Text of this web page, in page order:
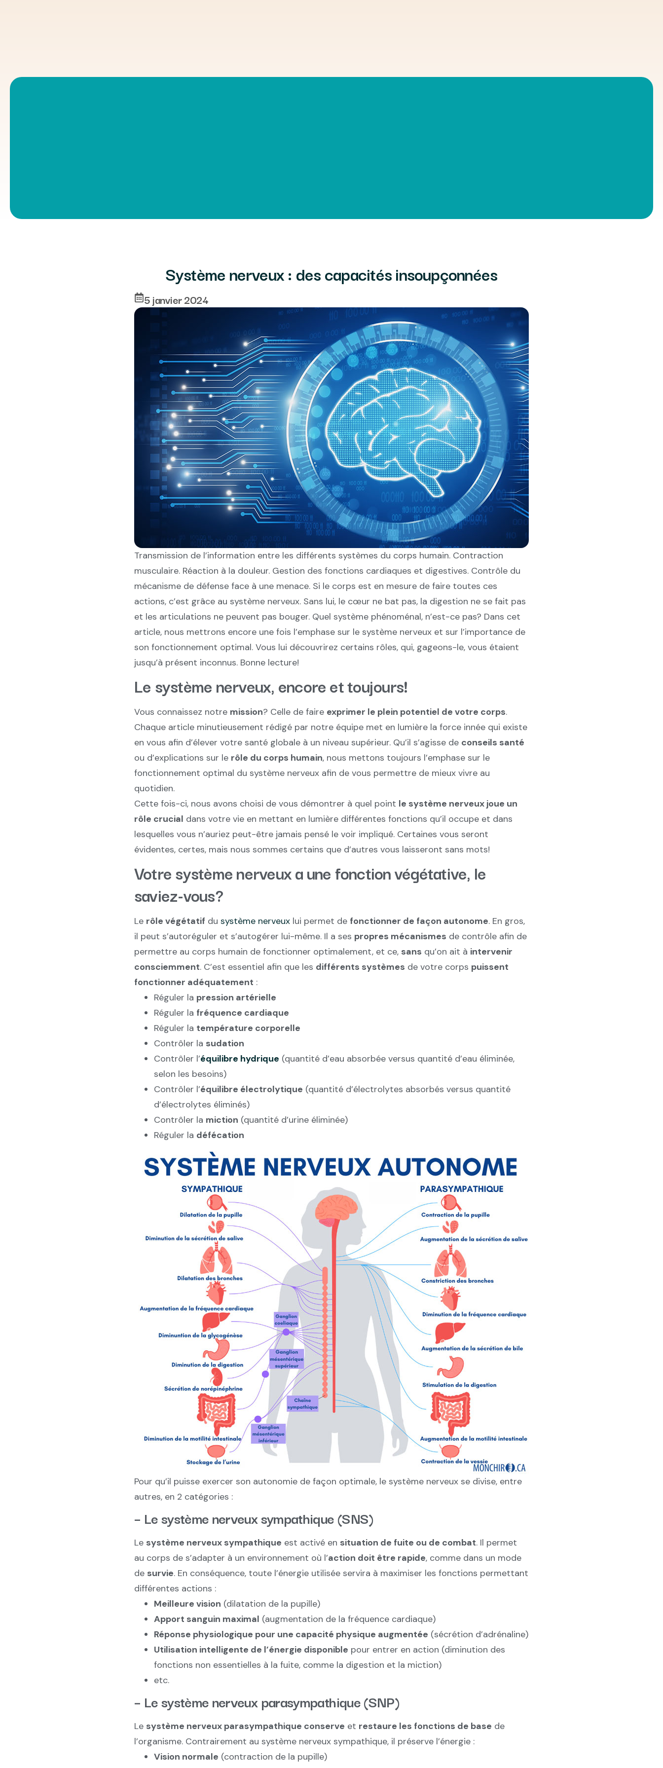
Système nerveux : des capacités insoupçonnées
5 janvier 2024
Transmission de l’information entre les différents systèmes du corps humain. Contraction
musculaire. Réaction à la douleur. Gestion des fonctions cardiaques et digestives. Contrôle du
mécanisme de défense face à une menace. Si le corps est en mesure de faire toutes ces
actions, c’est grâce au système nerveux. Sans lui, le cœur ne bat pas, la digestion ne se fait pas
et les articulations ne peuvent pas bouger. Quel système phénoménal, n’est-ce pas? Dans cet
article, nous mettrons encore une fois l’emphase sur le système nerveux et sur l’importance de
son fonctionnement optimal. Vous lui découvrirez certains rôles, qui, gageons-le, vous étaient
jusqu’à présent inconnus. Bonne lecture!
Le système nerveux, encore et toujours!
Vous connaissez notre mission? Celle de faire exprimer le plein potentiel de votre corps.
Chaque article minutieusement rédigé par notre équipe met en lumière la force innée qui existe
en vous afin d’élever votre santé globale à un niveau supérieur. Qu’il s’agisse de conseils santé
ou d’explications sur le rôle du corps humain, nous mettons toujours l’emphase sur le
fonctionnement optimal du système nerveux afin de vous permettre de mieux vivre au
quotidien.
Cette fois-ci, nous avons choisi de vous démontrer à quel point le système nerveux joue un
rôle crucial dans votre vie en mettant en lumière différentes fonctions qu’il occupe et dans
lesquelles vous n’auriez peut-être jamais pensé le voir impliqué. Certaines vous seront
évidentes, certes, mais nous sommes certains que d’autres vous laisseront sans mots!
Votre système nerveux a une fonction végétative, le
saviez-vous?
Le rôle végétatif du système nerveux lui permet de fonctionner de façon autonome. En gros,
il peut s’autoréguler et s’autogérer lui-même. Il a ses propres mécanismes de contrôle afin de
permettre au corps humain de fonctionner optimalement, et ce, sans qu’on ait à intervenir
consciemment. C’est essentiel afin que les différents systèmes de votre corps puissent
fonctionner adéquatement :
Réguler la pression artérielle
Réguler la fréquence cardiaque
Réguler la température corporelle
Contrôler la sudation
Contrôler l’équilibre hydrique (quantité d’eau absorbée versus quantité d’eau éliminée,
selon les besoins)
Contrôler l’équilibre électrolytique (quantité d’électrolytes absorbés versus quantité
d’électrolytes éliminés)
Contrôler la miction (quantité d’urine éliminée)
Réguler la défécation
Pour qu’il puisse exercer son autonomie de façon optimale, le système nerveux se divise, entre
autres, en 2 catégories :
– Le système nerveux sympathique (SNS)
Le système nerveux sympathique est activé en situation de fuite ou de combat. Il permet
au corps de s’adapter à un environnement où l’action doit être rapide, comme dans un mode
de survie. En conséquence, toute l’énergie utilisée servira à maximiser les fonctions permettant
différentes actions :
Meilleure vision (dilatation de la pupille)
Apport sanguin maximal (augmentation de la fréquence cardiaque)
Réponse physiologique pour une capacité physique augmentée (sécrétion d’adrénaline)
Utilisation intelligente de l’énergie disponible pour entrer en action (diminution des
fonctions non essentielles à la fuite, comme la digestion et la miction)
etc.
– Le système nerveux parasympathique (SNP)
Le système nerveux parasympathique conserve et restaure les fonctions de base de
l’organisme. Contrairement au système nerveux sympathique, il préserve l’énergie :
Vision normale (contraction de la pupille)